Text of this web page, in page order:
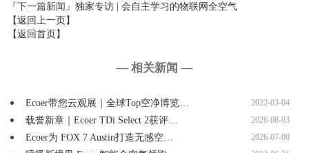
『下一篇新闻』独家专访 | 会自主学习的物联网全空气
【返回上一页】
【返回首页】
— 相关新闻 —
Ecoer带您云观展｜全球Top空净博览… 2022-03-04
载誉新章｜Ecoer TDi Select 2获评… 2026-08-03
Ecoer为 FOX 7 Austin打造无感空… 2026-07-09